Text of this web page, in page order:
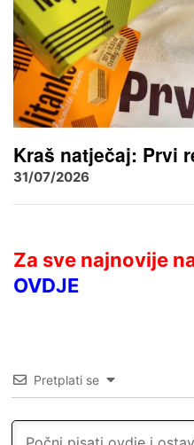
Kraš natječaj: Prvi
31/07/2026
Za sve najnovije
OVDJE
Pretplati se